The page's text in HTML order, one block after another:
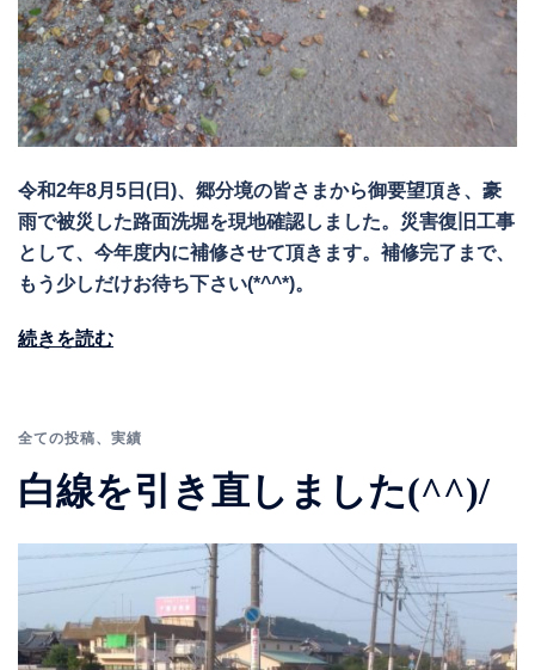
令和2年8月5日(日)、郷分境の皆さまから御要望頂き、豪
雨で被災した路面洗堀を現地確認しました。災害復旧工事
として、今年度内に補修させて頂きます。補修完了まで、
もう少しだけお待ち下さい(*^^*)。
続きを読む
全ての投稿、 実績
白線を引き直しました(^^)/